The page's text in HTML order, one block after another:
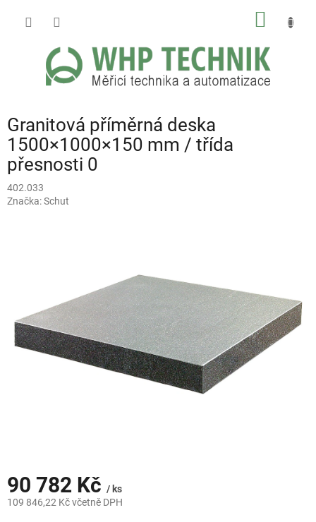
Granitová příměrná deska
1500×1000×150 mm / třída
přesnosti 0
402.033
Značka:Schut
90 782 Kč / ks
109 846,22 Kč včetně DPH